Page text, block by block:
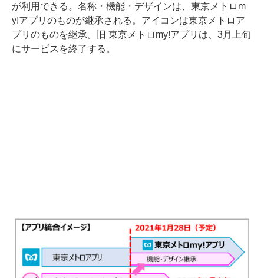
が利用できる。名称・機能・デザインは、東京メトロm
y!アプリのものが継承される。アイコンは東京メトロア
プリのものを継承。旧 東京メトロmy!アプリは、3月上旬
にサービスを終了する。